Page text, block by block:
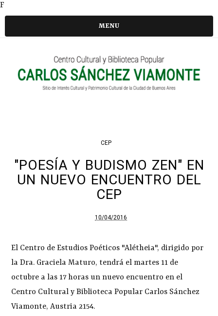
F
MENU
CEP
"POESÍA Y BUDISMO ZEN" EN
UN NUEVO ENCUENTRO DEL
CEP
10/04/2016
El Centro de Estudios Poéticos "Alétheia", dirigido por
la Dra. Graciela Maturo, tendrá el martes 11 de
octubre a las 17 horas un nuevo encuentro en el
Centro Cultural y Biblioteca Popular Carlos Sánchez
Viamonte, Austria 2154.